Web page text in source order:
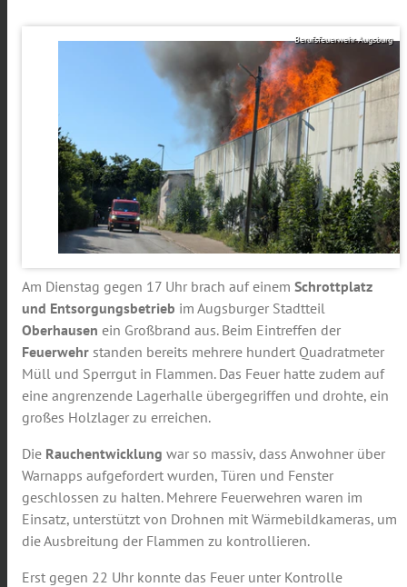
Berufsfeuerwehr Augsburg
Am Dienstag gegen 17 Uhr brach auf einem Schrottplatz
und Entsorgungsbetrieb im Augsburger Stadtteil
Oberhausen ein Großbrand aus. Beim Eintreffen der
Feuerwehr standen bereits mehrere hundert Quadratmeter
Müll und Sperrgut in Flammen. Das Feuer hatte zudem auf
eine angrenzende Lagerhalle übergegriffen und drohte, ein
großes Holzlager zu erreichen.
Die Rauchentwicklung war so massiv, dass Anwohner über
Warnapps aufgefordert wurden, Türen und Fenster
geschlossen zu halten. Mehrere Feuerwehren waren im
Einsatz, unterstützt von Drohnen mit Wärmebildkameras, um
die Ausbreitung der Flammen zu kontrollieren.
Erst gegen 22 Uhr konnte das Feuer unter Kontrolle